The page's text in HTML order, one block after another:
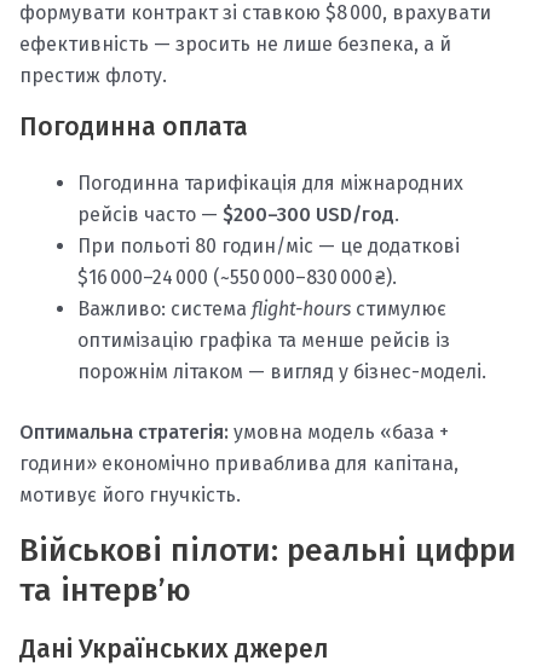
формувати контракт зі ставкою $8 000, врахувати
ефективність — зросить не лише безпека, а й
престиж флоту.
Погодинна оплата
Погодинна тарифікація для міжнародних
рейсів часто — $200–300 USD/год.
При польоті 80 годин/міс — це додаткові
$16 000–24 000 (~550 000–830 000 ₴).
Важливо: система flight-hours стимулює
оптимізацію графіка та менше рейсів із
порожнім літаком — вигляд у бізнес-моделі.
Оптимальна стратегія: умовна модель «база +
години» економічно приваблива для капітана,
мотивує його гнучкість.
Військові пілоти: реальні цифри
та інтерв’ю
Дані Українських джерел